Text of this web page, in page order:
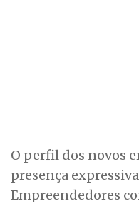
O perfil dos novos
presença
Empreendedores